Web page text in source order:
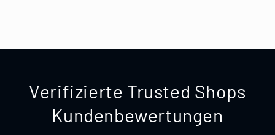
Verifizierte Trusted Shops
Kundenbewertungen